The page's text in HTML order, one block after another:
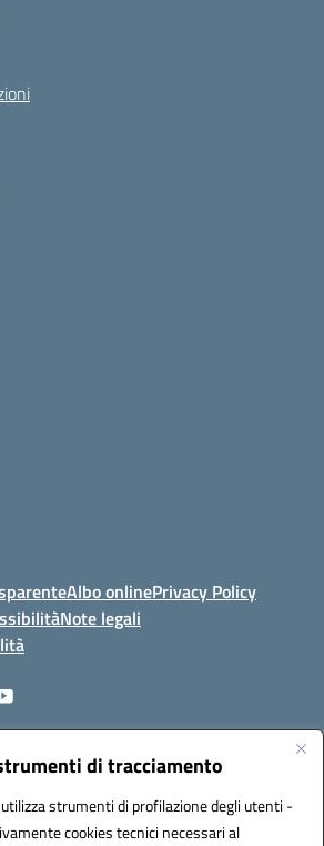
di tracciamento
strumenti di profilazione degli utenti -
cookies tecnici necessari al
Albo onlinePrivacy Policy
Note legali
(FG)